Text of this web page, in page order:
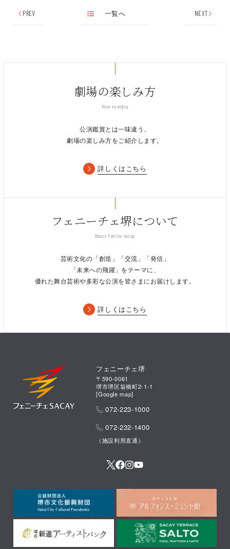
PREV 一覧へ NEXT
劇場の楽しみ方
How to enjoy
公演鑑賞とは一味違う、
劇場の楽しみ方をご紹介します。
詳しくはこちら
フェニーチェ堺について
About Fenice sacay
芸術文化の「創造」「交流」「発信」
「未来への飛躍」をテーマに、
優れた舞台芸術や多彩な公演を皆さまにお届けします。
詳しくはこちら
フェニーチェ堺
〒590-0061
堺市堺区翁橋町2-1-1
[Google map]
072-223-1000
072-232-1400
（施設利用直通）